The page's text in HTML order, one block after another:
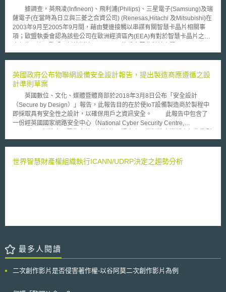
付並布建統一銷售終端（Unified-Point-of-Sales, UPOS），預計將於18個
月內設置25000個終端，使多種銷售方式可透過單一終端進行。 智慧國家感
測器平台（Smart Nation Sensor Platform），加速感應器與其他物聯網的
布建，使城市更加易居住與安全。GovTech將會建立智慧國家感測器平台，
並增進基礎建設與分析能力，並與LTA合作目在未來18個月測試智慧聯網路
務供公眾使用。 建立智慧城市移動（Smart Urban Mobility）交通系統，包
System），將使用數據和數位科技，包含AI和自駕車來增進公眾運輸系
統。 生活的時刻（Moments of Life）服務，透過政府間數據共享，跨部門
和各種政府相關的數位服務結合，提供市民個人化的數位服務。
據調查，英飛凌(Infineon)、飛利浦(Philips)、三星電子(Samsung)及瑞
薩電子(在當時為日立與三菱之合資公司) (Renesas,Hitachi 及Mitsubishi)在
2003年9月至2005年9月間，藉由雙邊接觸以串謀有關智慧卡晶片相關事
項；歐盟執委會認為該些公司在歐洲經濟區內(EEA)有對於智慧卡晶片之聯
歐元。瑞薩電子因符合2006年之寬恕告知(2006 Leniency Notice)而向執委
罰鍰。 該些進行聯合行為之公司係藉由雙方接觸來往決定個別回應顧
客要求降價之方式。他們討論並交換機密之商業資訊，包含價錢、客戶、契
約協商、產能或產能利用率及未來之市場行為。該行為違反了禁止聯合行為
和限制商業活動之歐盟運作條約(TFEU)第101條及歐盟經濟區協定第53條。
負責競爭政策之執委會副主席Joaquín Almunia說: 在這個數位時代，不
管是在手機、信用卡或護照裡，幾乎每個人都在使用智慧卡晶片。製造商應
藉由創新及以最佳的價格提供最好產品之方式，致力於勝過競爭對手。若製
最初，執委會希冀藉由2008年調解通告(2008 Settlement Notice)而尋
2012年決定停止調解而回歸至正常程序。
英國政府公布物聯網設備安全設計報告，提出製造商應遵循之設
計準則草案
英國數位、文化、媒體暨體育部於2018年3月8日公布「安全設計
（Secure by Design）」報告，此報告目的在於使IoT設備製造商於製程中
即採取具有安全性之設計，以確保用戶之資訊安全。 此報告中包含了
一份經英國國家網路安全中心（National Cyber Security Centre,
（Code of Practice）草案。 此行為準則中指出，除設備製造商之外，
相關人。 其中提出了13項行為準則：1. 不應設定預設密碼（default
世界智慧財產權組織執行ICANN/UDRP決定之趨勢分析
最多人閱讀
二次創作影片是否侵害著作權-以谷阿莫二次創作影片為例